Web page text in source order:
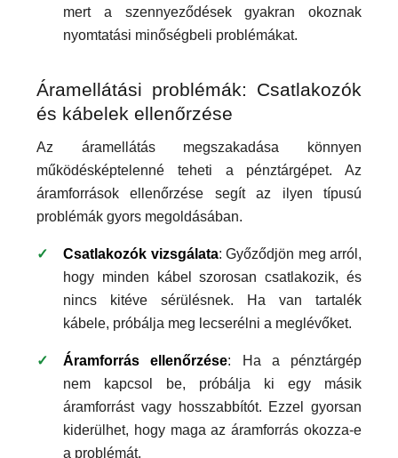
mert a szennyeződések gyakran okoznak
nyomtatási minőségbeli problémákat.
Áramellátási problémák: Csatlakozók
és kábelek ellenőrzése
Az áramellátás megszakadása könnyen
működésképtelenné teheti a pénztárgépet. Az
áramforrások ellenőrzése segít az ilyen típusú
problémák gyors megoldásában.
Csatlakozók vizsgálata: Győződjön meg arról,
hogy minden kábel szorosan csatlakozik, és
nincs kitéve sérülésnek. Ha van tartalék
kábele, próbálja meg lecserélni a meglévőket.
Áramforrás ellenőrzése: Ha a pénztárgép
nem kapcsol be, próbálja ki egy másik
áramforrást vagy hosszabbítót. Ezzel gyorsan
kiderülhet, hogy maga az áramforrás okozza-e
a problémát.